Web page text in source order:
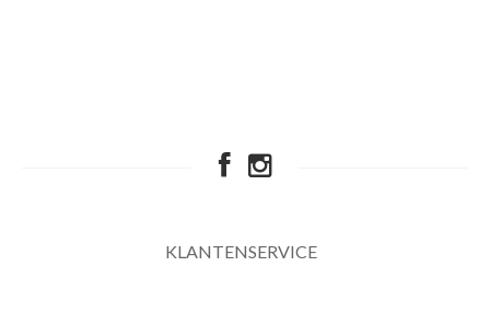
KLANTENSERVICE